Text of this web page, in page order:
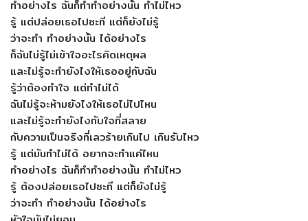
ทำอย่างไร ฉันก็ทำทำอย่างนั้น ทำไม่ไหว
รู้ แต่ปล่อยเธอไปซะที แต่ก็ยังไม่รู้
ว่าจะทำ ทำอย่างนั้น ได้อย่างไร
ก็ฉันไม่รู้ไม่เข้าใจอะไรคิดเหตุผล
และไม่รู้จะทำยังไงให้เธออยู่กับฉัน
รู้ว่าต้องทำใจ แต่ทำไม่ได้
ฉันไม่รู้จะห้ามยังไงให้เธอไม่ไปไหน
และไม่รู้จะทำยังไงกับใจที่สลาย
กับความเป็นจริงที่เลวร้ายเกินไป เกินรับไหว
รู้ แต่มันทำไม่ได้ อยากจะทำแค่ไหน
ทำอย่างไร ฉันก็ทำทำอย่างนั้น ทำไม่ไหว
รู้ ต้องปล่อยเธอไปซะที แต่ก็ยังไม่รู้
ว่าจะทำ ทำอย่างนั้น ได้อย่างไร